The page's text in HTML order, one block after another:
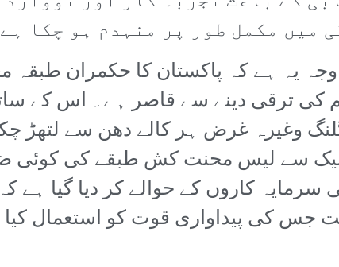
میں مکمل طور پر منہدم ہو چکا
وجہ یہ ہے کہ پاکستان کا حکمران
کی ترقی دینے سے قاصر ہے۔ اس کے
وغیرہ غرض ہر کالے دھن سے
تکنیک سے لیس محنت کش طبقے کی
کاروں کے حوالے کر دیا گیا
جس کی پیداواری قوت کو استعمال